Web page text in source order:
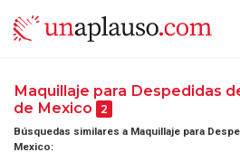
Maquillaje para Despedidas
de Mexico
2
Búsquedas similares a Maquillaje para
Mexico: